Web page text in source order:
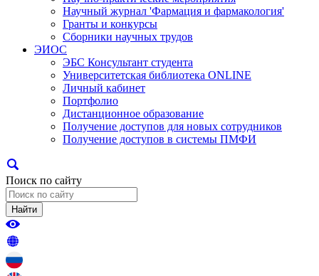
Научный журнал 'Фармация и фармакология'
Гранты и конкурсы
Сборники научных трудов
ЭИОС
ЭБС Консультант студента
Университетская библиотека ONLINE
Личный кабинет
Портфолио
Дистанционное образование
Получение доступов для новых сотрудников
Получение доступов в системы ПМФИ
Поиск по сайту
Найти